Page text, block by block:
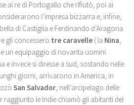
al re di Portogallo che rifiutò, poi ai
l’impresa bizzarra e, infine,
di Castiglia e Ferdinando d’Aragona
gli concessero tre caravelle ( la Nina,
un equipaggio di novanta uomini.
e invece si diresse a sud, sostando nelle
giorni, arrivarono in America, in
San Salvador, nell’arcipelago delle
raggiunto le Indie chiamò gli abitanti del